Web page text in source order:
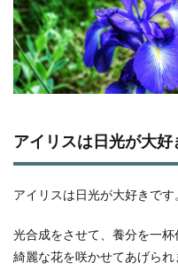
アイリスは日光が大好
アイリスは日光が大好きです
光合成をさせて、養分を一
綺麗な花を咲かせてあげられ